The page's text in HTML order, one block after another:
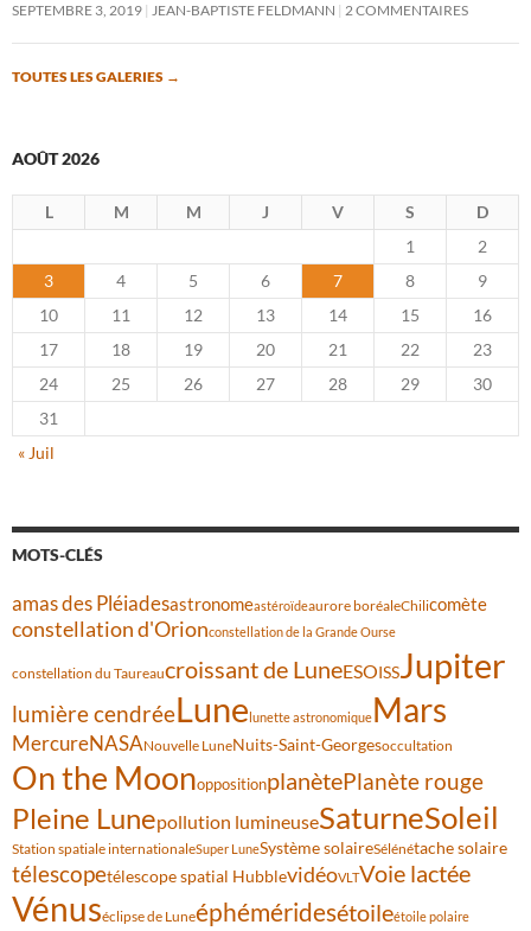
SEPTEMBRE 3, 2019 JEAN-BAPTISTE FELDMANN 2 COMMENTAIRES
TOUTES LES GALERIES →
AOÛT 2026
L M M J V S
D
1
2
3
4 5 6 7 8
9
10
11 12 13 14 15
16
17
18 19 20 21 22
23
24
25 26 27 28 29
30
31
« Juil
MOTS-CLÉS
amas des Pléiadesastronomeastéroïdeaurore boréaleChilicomète
constellation d'Orionconstellation de la Grande Ourse
constellation du Taureaucroissant de LuneESOISSJupiter
lumière cendréeLune lunette astronomiqueMars
MercureNASANouvelle LuneNuits-Saint-Georgesoccultation
On the MoonoppositionplanètePlanète rouge
Pleine Lunepollution lumineuseSaturneSoleil
Station spatiale internationaleSuper LuneSystème solaireSélénétache solaire
télescopetélescope spatial HubblevidéoVLTVoie lactée
Vénuséclipse de Luneéphéméridesétoileétoile polaire